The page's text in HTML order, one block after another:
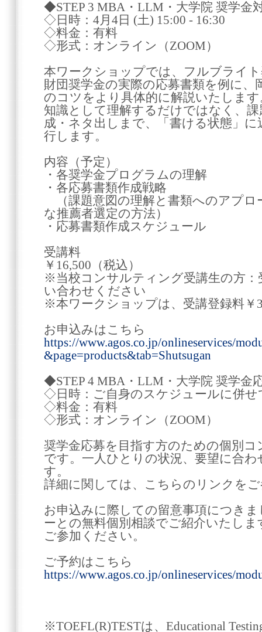
◆STEP 3 MBA・LLM・大学院 奨学金
◇日時：4月4日 (土) 15:00 - 16:30
◇料金：有料
◇形式：オンライン（ZOOM）
本ワークショップでは、フルブライ
財団奨学金の実際の応募書類を例に
のコツをより具体的に解説いたします
知識として理解するだけではなく、
成・ネタ出しまで、「書ける状態」
行します。
内容（予定）
・各奨学金プログラムの理解
・各応募書類作成戦略
（課題意図の理解と書類へのアプロ
な推薦者選定の方法）
・応募書類作成スケジュール
受講料
￥16,500（税込）
※当校コンサルティング受講生の方：
い合わせください
※本ワークショップは、受講登録料￥
お申込みはこちら
https://www.agos.co.jp/onlineservices/
&page=products&tab=Shutsugan
◆STEP 4 MBA・LLM・大学院 奨学金
◇日時：ご自身のスケジュールに併せ
◇料金：有料
◇形式：オンライン（ZOOM）
奨学金応募を目指す方のための個別
です。一人ひとりの状況、要望に合
す。
詳細に関しては、こちらのリンクを
お申込みに際しての留意事項につき
ーとの無料個別相談でご紹介いたし
ご参加ください。
ご予約はこちら
https://www.agos.co.jp/onlineservices/
※TOEFL(R)TESTは、Educational